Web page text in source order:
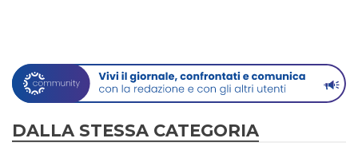
DALLA STESSA CATEGORIA